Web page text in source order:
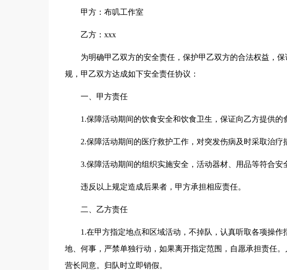
甲方：布叽工作室
乙方：xxx
为明确甲乙双方的安全责任，保护甲乙双方的合法权益，
规，甲乙双方达成如下安全责任协议：
一、甲方责任
1.保障活动期间的饮食安全和饮食卫生，保证向乙方提供的
2.保障活动期间的医疗救护工作，对突发伤病及时采取治疗
3.保障活动期间的组织实施安全，活动器材、用品等符合安
违反以上规定造成后果者，甲方承担相应责任。
二、乙方责任
1.在甲方指定地点和区域活动，不掉队，认真听取各项操
地、何事，严禁单独行动，如果离开指定范围，自愿承担责任
营长同意。归队时立即销假。